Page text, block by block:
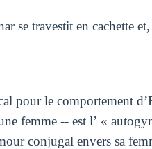
se travestit en cachette
pour le comportement
femme -- est l’ «
conjugal envers sa